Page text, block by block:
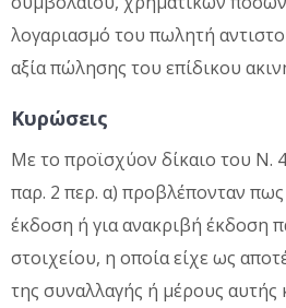
λογαριασμό του πωλητή
αξία πώλησης του επίδικου
Κυρώσεις
Με το προϊσχύον δίκαιο του Ν.
παρ. 2 περ. α) προβλέπονταν
έκδοση ή για ανακριβή έκδοση
στοιχείου, η οποία είχε ως
της συναλλαγής ή μέρους αυτής